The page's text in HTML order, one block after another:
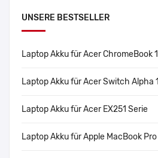
UNSERE BESTSELLER
Laptop Akku für Acer ChromeBook
Laptop Akku für Acer Switch Alpha
Laptop Akku für Acer EX251 Serie
Laptop Akku für Apple MacBook